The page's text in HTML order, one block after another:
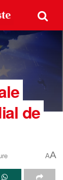
de
AA